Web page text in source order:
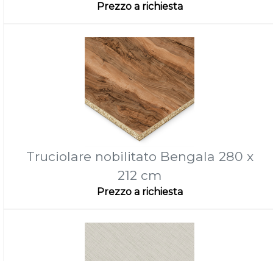
Prezzo a richiesta
Truciolare nobilitato Bengala 280 x
212 cm
Prezzo a richiesta